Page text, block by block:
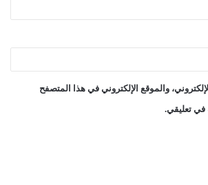
والموقع الإلكتروني في هذا المتصفح
في تعليقي.